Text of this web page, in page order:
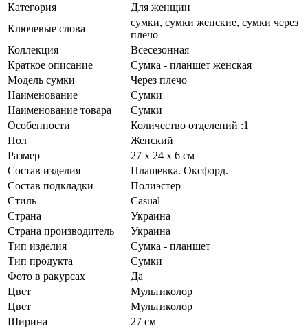
Категория
Для женщин
Ключевые слова
сумки, сумки женские, сумки через
плечо
Коллекция
Всесезонная
Краткое описание
Сумка - планшет женская
Модель сумки
Через плечо
Наименование
Сумки
Наименование товара
Сумки
Особенности
Количество отделений :1
Пол
Женский
Размер
27 х 24 х 6 см
Состав изделия
Плащевка. Оксфорд.
Состав подкладки
Полиэстер
Стиль
Casual
Страна
Украина
Страна производитель
Украина
Тип изделия
Сумка - планшет
Тип продукта
Сумки
Фото в ракурсах
Да
Цвет
Мультиколор
Цвет
Мультиколор
Ширина
27 см